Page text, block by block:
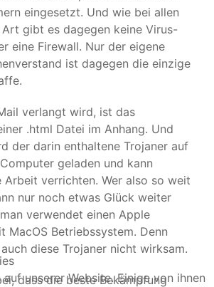
eingesetzt. Und wie bei allen
Art gibt es dagegen keine Virus-
eine Firewall. Nur der eigene
ist dagegen die einzige
verlangt wird, ist das
.html Datei im Anhang. Und
der darin enthaltene Trojaner auf
geladen und kann
Arbeit verrichten. Wer also so weit
nur noch etwas Glück weiter
verwendet einen Apple
MacOS Betriebssystem. Denn
diese Trojaner nicht wirksam.
dass die beste Bekämpfung
unserer Website. Einige von ihnen